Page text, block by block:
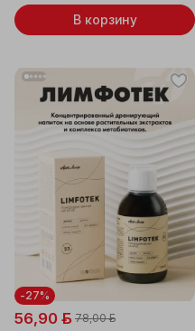
В корзину
-27%
56,90 ƃ 78,00 ƃ